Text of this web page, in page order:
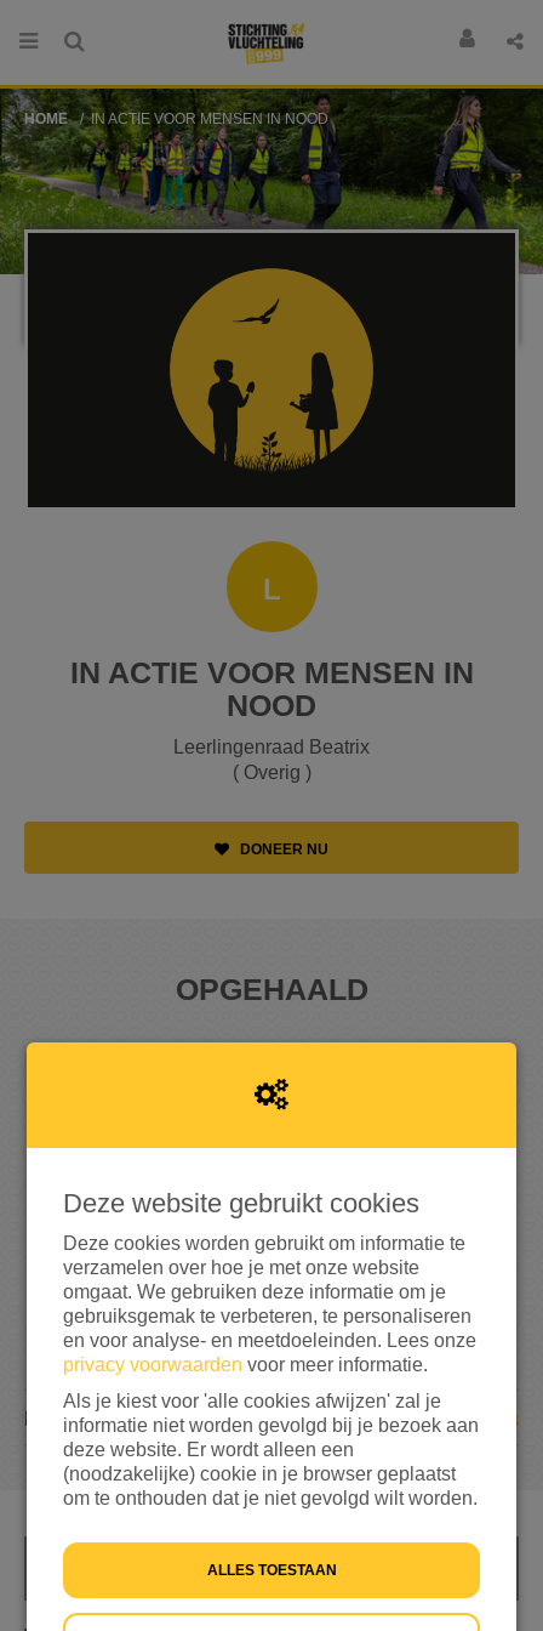
HOME IN ACTIE VOOR MENSEN IN NOOD
L
IN ACTIE VOOR MENSEN IN
NOOD
Leerlingenraad Beatrix
( Overig )
DONEER NU
OPGEHAALD
4
3
DONATIES
Deze website gebruikt cookies
Deze cookies worden gebruikt om informatie te
verzamelen over hoe je met onze website
omgaat. We gebruiken deze informatie om je
gebruiksgemak te verbeteren, te personaliseren
en voor analyse- en meetdoeleinden. Lees onze
privacy voorwaarden voor meer informatie.
Als je kiest voor 'alle cookies afwijzen' zal je
informatie niet worden gevolgd bij je bezoek aan
deze website. Er wordt alleen een
(noodzakelijke) cookie in je browser geplaatst
om te onthouden dat je niet gevolgd wilt worden.
ALLES TOESTAAN